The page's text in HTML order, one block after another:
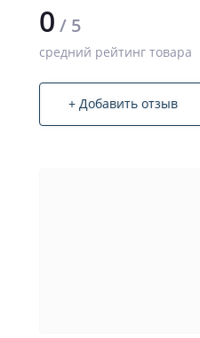
0 / 5
средний рейтинг товара
+ Добавить отзыв